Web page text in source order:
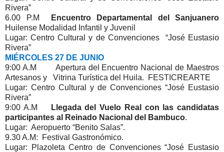
Rivera”
6.00 P.M
Encuentro Departamental del Sanjuanero
Huilense Modalidad Infantil y Juvenil
Lugar: Centro Cultural y de Convenciones “José Eustasio
Rivera”
MIÉRCOLES 27 DE JUNIO
9:00 A.M Apertura del Encuentro Nacional de Maestros
Artesanos y Vitrina Turística del Huila. FESTICREARTE
Lugar: Centro Cultural y de Convenciones “José Eustasio
Rivera”
9:00 A.M
Llegada del Vuelo Real con las candidatas
participantes al Reinado Nacional del Bambuco.
Lugar: Aeropuerto “Benito Salas”.
9.30 A.M: Festival Gastronómico.
Lugar: Plazoleta Centro de Convenciones “José Eustasio